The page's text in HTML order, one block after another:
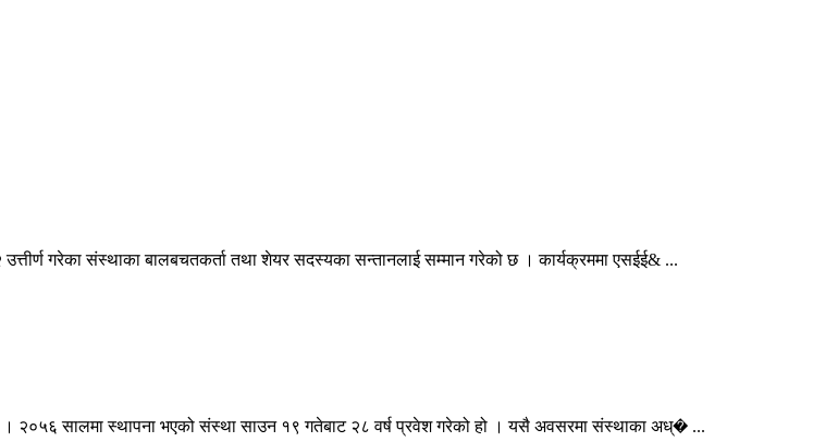
गरेका संस्थाका बालबचतकर्ता तथा शेयर सदस्यका सन्तानलाई सम्मान गरेको छ । कार्यक्रममा एसईई& ...
२०५६ सालमा स्थापना भएको संस्था साउन १९ गतेबाट २८ वर्ष प्रवेश गरेको हो । यसै अवसरमा संस्थाका अध्� ...